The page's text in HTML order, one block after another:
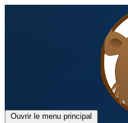
Ouvrir le menu principal